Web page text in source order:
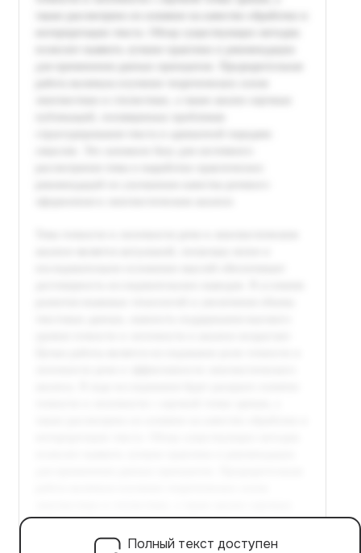
Полный текст доступен